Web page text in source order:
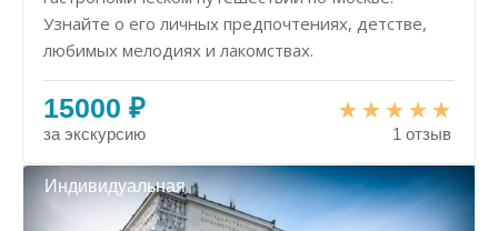
Узнайте о его личных предпочтениях, детстве,
любимых мелодиях и лакомствах.
15000 ₽
за экскурсию 1 отзыв
Индивидуальная